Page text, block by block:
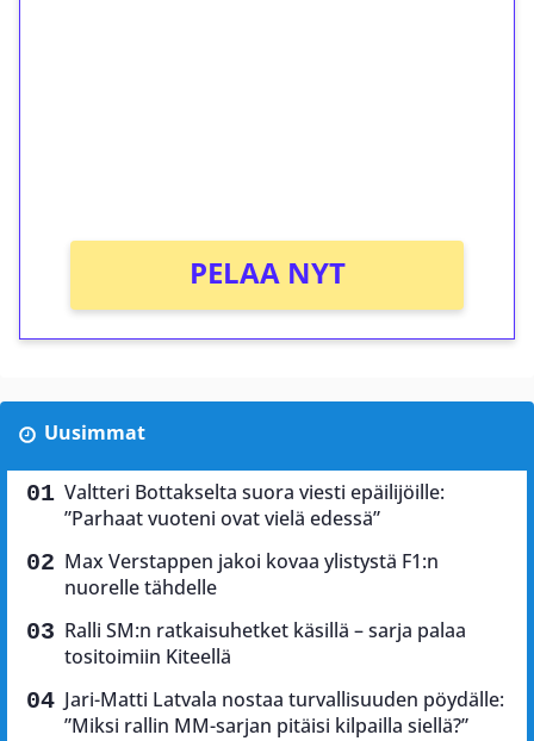
PELAA NYT
Uusimmat
Valtteri Bottakselta suora viesti epäilijöille:
”Parhaat vuoteni ovat vielä edessä”
Max Verstappen jakoi kovaa ylistystä F1:n
nuorelle tähdelle
Ralli SM:n ratkaisuhetket käsillä – sarja palaa
tositoimiin Kiteellä
Jari-Matti Latvala nostaa turvallisuuden pöydälle:
”Miksi rallin MM-sarjan pitäisi kilpailla siellä?”